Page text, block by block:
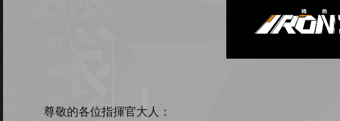
尊敬的各位指揮官大人：